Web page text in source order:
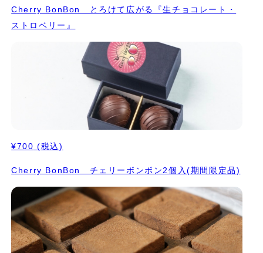
Cherry BonBon とろけて広がる『生チョコレート・
ストロベリー』
¥700 (税込)
Cherry BonBon チェリーボンボン2個入(期間限定品)